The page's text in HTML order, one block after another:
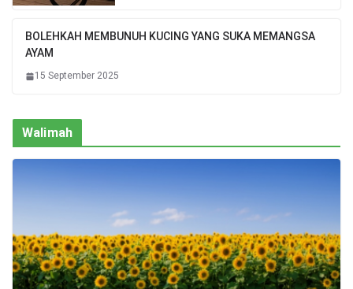
BOLEHKAH MEMBUNUH KUCING YANG SUKA MEMANGSA
AYAM
15 September 2025
Walimah